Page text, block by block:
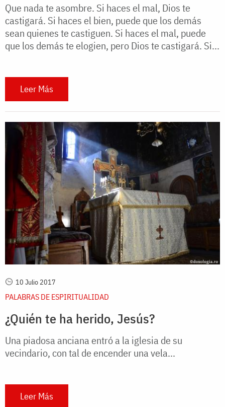
Que nada te asombre. Si haces el mal, Dios te
castigará. Si haces el bien, puede que los demás
sean quienes te castiguen. Si haces el mal, puede
que los demás te elogien, pero Dios te castigará. Si...
Leer Más
10 Julio 2017
PALABRAS DE ESPIRITUALIDAD
¿Quién te ha herido, Jesús?
Una piadosa anciana entró a la iglesia de su
vecindario, con tal de encender una vela...
Leer Más